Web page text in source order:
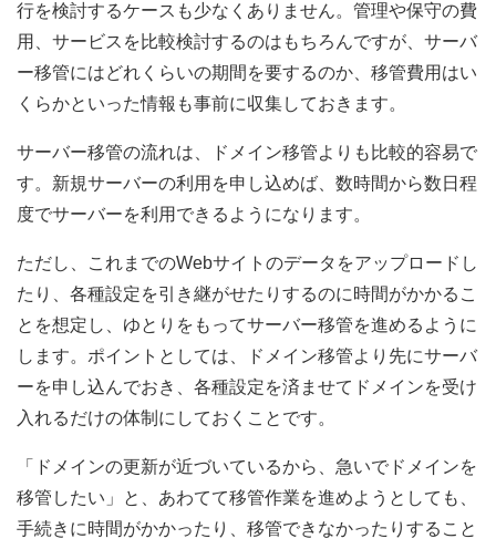
行を検討するケースも少なくありません。管理や保守の費
用、サービスを比較検討するのはもちろんですが、サーバ
ー移管にはどれくらいの期間を要するのか、移管費用はい
くらかといった情報も事前に収集しておきます。
サーバー移管の流れは、ドメイン移管よりも比較的容易で
す。新規サーバーの利用を申し込めば、数時間から数日程
度でサーバーを利用できるようになります。
ただし、これまでのWebサイトのデータをアップロードし
たり、各種設定を引き継がせたりするのに時間がかかるこ
とを想定し、ゆとりをもってサーバー移管を進めるように
します。ポイントとしては、ドメイン移管より先にサーバ
ーを申し込んでおき、各種設定を済ませてドメインを受け
入れるだけの体制にしておくことです。
「ドメインの更新が近づいているから、急いでドメインを
移管したい」と、あわてて移管作業を進めようとしても、
手続きに時間がかかったり、移管できなかったりすること